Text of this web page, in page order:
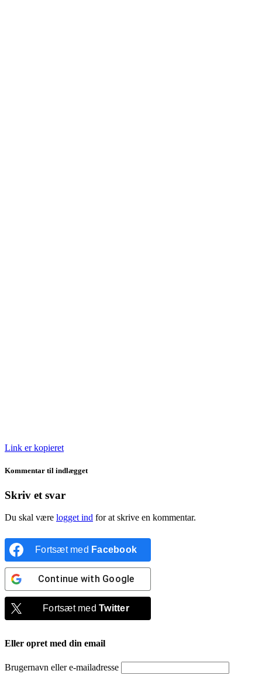
Link er kopieret
Kommentar til indlægget
Skriv et svar
Du skal være logget ind for at skrive en kommentar.
Fortsæt med Facebook
Continue with Google
Fortsæt medTwitter
Eller opret med din email
Brugernavn eller e-mailadresse